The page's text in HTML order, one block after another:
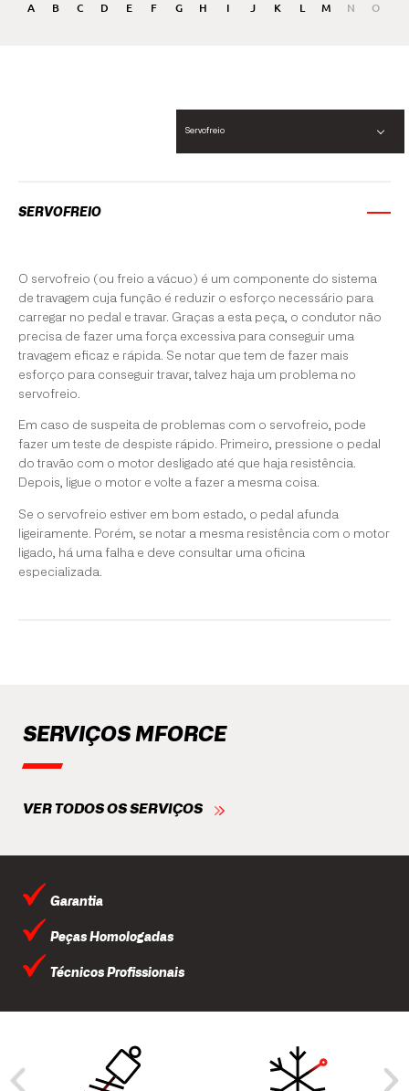
A B C D E F G H I J K L M N O
Servofreio
SERVOFREIO
O servofreio (ou freio a vácuo) é um componente do sistema
de travagem cuja função é reduzir o esforço necessário para
carregar no pedal e travar. Graças a esta peça, o condutor não
precisa de fazer uma força excessiva para conseguir uma
travagem eficaz e rápida. Se notar que tem de fazer mais
esforço para conseguir travar, talvez haja um problema no
servofreio.
Em caso de suspeita de problemas com o servofreio, pode
fazer um teste de despiste rápido. Primeiro, pressione o pedal
do travão com o motor desligado até que haja resistência.
Depois, ligue o motor e volte a fazer a mesma coisa.
Se o servofreio estiver em bom estado, o pedal afunda
ligeiramente. Porém, se notar a mesma resistência com o motor
ligado, há uma falha e deve consultar uma oficina
especializada.
SERVIÇOS MFORCE
VER TODOS OS SERVIÇOS
Garantia
Peças Homologadas
Técnicos Profissionais